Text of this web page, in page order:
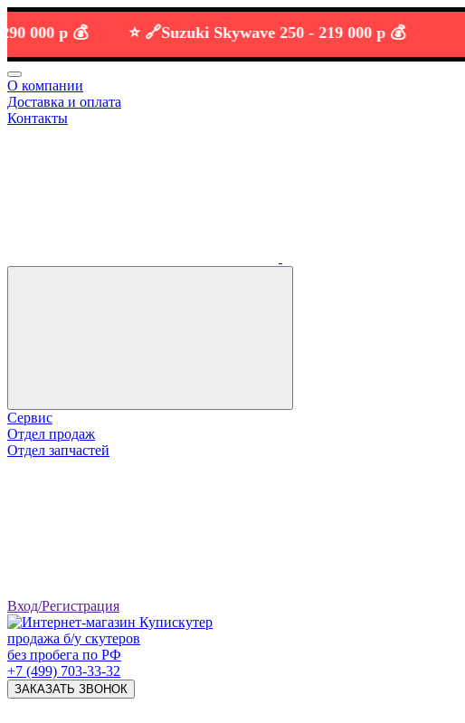
р 💰 Suzuki Skywave 250 - 219 000 р 💰
О компании
Доставка и оплата
Контакты
Сервис
Отдел продаж
Отдел запчастей
Вход/Регистрация
продажа б/у скутеров
без пробега по РФ
+7 (499) 703-33-32
ЗАКАЗАТЬ ЗВОНОК